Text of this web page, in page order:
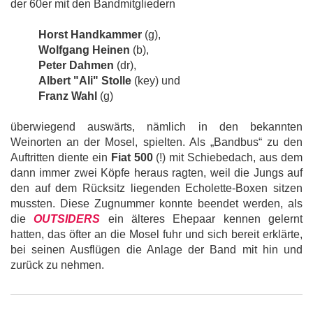
der 60er mit den Bandmitgliedern
Horst Handkammer (g),
Wolfgang Heinen (b),
Peter Dahmen (dr),
Albert "Ali" Stolle (key) und
Franz Wahl (g)
überwiegend auswärts, nämlich in den bekannten
Weinorten an der Mosel, spielten. Als „Bandbus“ zu den
Auftritten diente ein Fiat 500(!) mit Schiebedach, aus dem
dann immer zwei Köpfe heraus ragten, weil die Jungs auf
den auf dem Rücksitz liegenden Echolette-Boxen sitzen
mussten. Diese Zugnummer konnte beendet werden, als
die
OUTSIDERS
ein älteres Ehepaar kennen gelernt
hatten, das öfter an die Mosel fuhr und sich bereit erklärte,
bei seinen Ausflügen die Anlage der Band mit hin und
zurück zu nehmen.